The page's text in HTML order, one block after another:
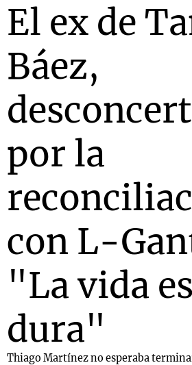
El ex de
Báez,
por la
con L-
"La vida es
dura"
Thiago Martínez no esperaba